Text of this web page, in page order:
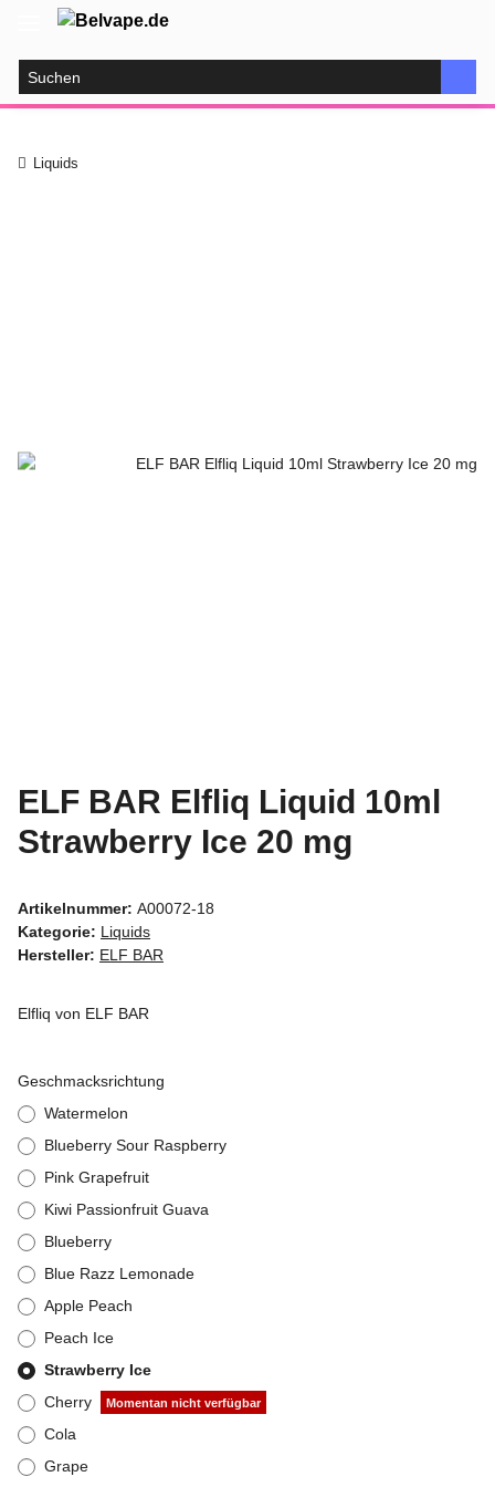
Liquids
ELF BAR Elfliq Liquid 10ml
Strawberry Ice 20 mg
Artikelnummer: A00072-18
Kategorie: Liquids
Hersteller: ELF BAR
Elfliq von ELF BAR
Geschmacksrichtung
Watermelon
Blueberry Sour Raspberry
Pink Grapefruit
Kiwi Passionfruit Guava
Blueberry
Blue Razz Lemonade
Apple Peach
Peach Ice
Strawberry Ice
Cherry
Momentan nicht verfügbar
Cola
Grape